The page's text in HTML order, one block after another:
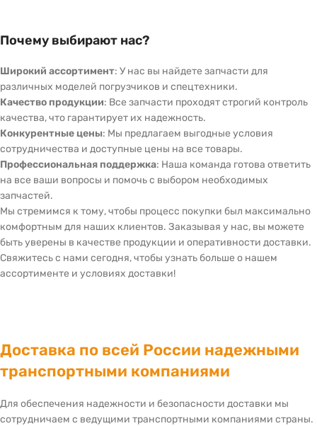
Почему выбирают нас?
Широкий ассортимент: У нас вы найдете запчасти для
различных моделей погрузчиков и спецтехники.
Качество продукции: Все запчасти проходят строгий контроль
качества, что гарантирует их надежность.
Конкурентные цены: Мы предлагаем выгодные условия
сотрудничества и доступные цены на все товары.
Профессиональная поддержка: Наша команда готова ответить
на все ваши вопросы и помочь с выбором необходимых
запчастей.
Мы стремимся к тому, чтобы процесс покупки был максимально
комфортным для наших клиентов. Заказывая у нас, вы можете
быть уверены в качестве продукции и оперативности доставки.
Свяжитесь с нами сегодня, чтобы узнать больше о нашем
ассортименте и условиях доставки!
Доставка по всей России надежными
транспортными компаниями
Для обеспечения надежности и безопасности доставки мы
сотрудничаем с ведущими транспортными компаниями страны.